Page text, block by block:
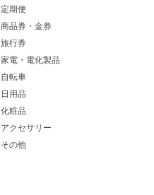
定期便
商品券・金券
旅行券
家電・電化製品
自転車
日用品
化粧品
アクセサリー
その他